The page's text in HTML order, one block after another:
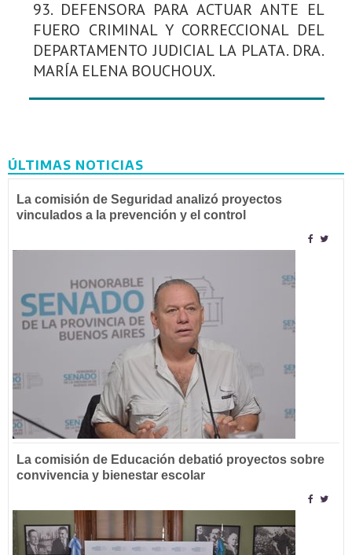
93. DEFENSORA PARA ACTUAR ANTE EL
FUERO CRIMINAL Y CORRECCIONAL DEL
DEPARTAMENTO JUDICIAL LA PLATA. DRA.
MARÍA ELENA BOUCHOUX.
ÚLTIMAS NOTICIAS
La comisión de Seguridad analizó proyectos
vinculados a la prevención y el control
La comisión de Educación debatió proyectos sobre
convivencia y bienestar escolar